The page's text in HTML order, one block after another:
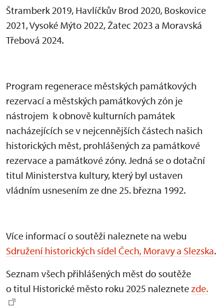
Štramberk 2019, Havlíčkův Brod 2020, Boskovice
2021, Vysoké Mýto 2022, Žatec 2023 a Moravská
Třebová 2024.
Program regenerace městských památkových
rezervací a městských památkových zón je
nástrojem k obnově kulturních památek
nacházejících se v nejcennějších částech našich
historických měst, prohlášených za památkové
rezervace a památkové zóny. Jedná se o dotační
titul Ministerstva kultury, který byl ustaven
vládním usnesením ze dne 25. března 1992.
Více informací o soutěži naleznete na webu
Sdružení historických sídel Čech, Moravy a Slezska.
Seznam všech přihlášených měst do soutěže
o titul Historické město roku 2025 naleznetezde.